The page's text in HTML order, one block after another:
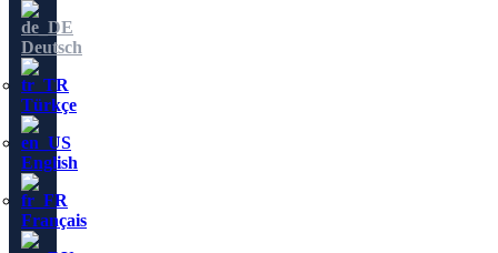
Deutsch
Türkçe
English
Français